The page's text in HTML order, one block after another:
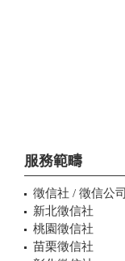
服務範疇
徵信社 / 徵信公司
新北徵信社
桃園徵信社
苗栗徵信社